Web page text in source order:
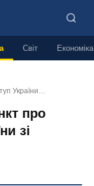
Світ Економіка
України…
про
зі